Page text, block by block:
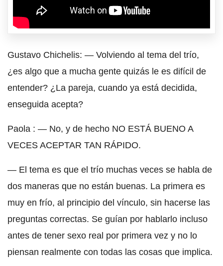
Gustavo Chichelis: — Volviendo al tema del trío,
¿es algo que a mucha gente quizás le es difícil de
entender? ¿La pareja, cuando ya está decidida,
enseguida acepta?
Paola : — No, y de hecho NO ESTÁ BUENO A
VECES ACEPTAR TAN RÁPIDO.
— El tema es que el trío muchas veces se habla de
dos maneras que no están buenas. La primera es
muy en frío, al principio del vínculo, sin hacerse las
preguntas correctas. Se guían por hablarlo incluso
antes de tener sexo real por primera vez y no lo
piensan realmente con todas las cosas que implica.